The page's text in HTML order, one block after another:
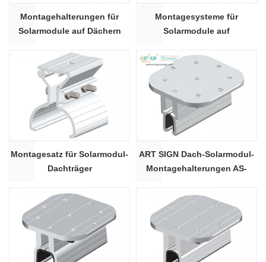
Montagehalterungen für
Solarmodule auf Dächern
Montagesysteme für
Solarmodule auf
Montagesatz für Solarmodul-
Dachträger
ART SIGN Dach-Solarmodul-
Montagehalterungen AS-